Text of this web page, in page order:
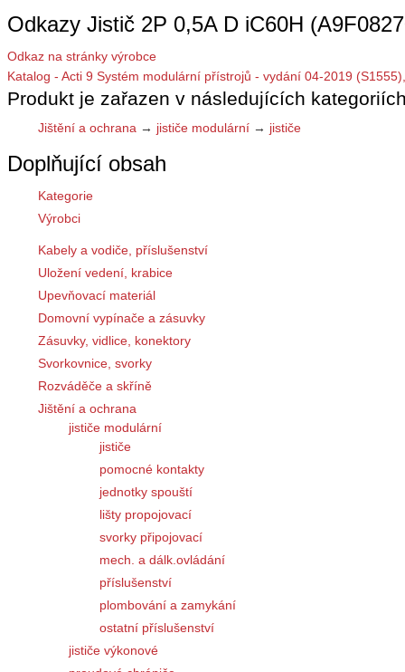
Odkazy Jistič 2P 0,5A D iC60H
Odkaz na stránky výrobce
Katalog - Acti 9 Systém modulární přístrojů - vydání 04-2019
Produkt je zařazen v následujících
Jištění a ochrana → jističe modulární → jističe
Doplňující obsah
Kategorie
Výrobci
Kabely a vodiče, příslušenství
Uložení vedení, krabice
Upevňovací materiál
Domovní vypínače a zásuvky
Zásuvky, vidlice, konektory
Svorkovnice, svorky
Rozváděče a skříně
Jištění a ochrana
jističe modulární
jističe
pomocné kontakty
jednotky spouští
lišty propojovací
svorky připojovací
mech. a dálk.ovládání
příslušenství
plombování a zamykání
ostatní příslušenství
jističe výkonové